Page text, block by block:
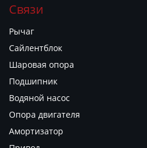
Связи
Рычаг
Сайлентблок
Шаровая опора
Подшипник
Водяной насос
Опора двигателя
Амортизатор